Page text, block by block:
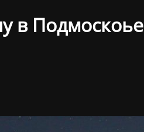
в Подмоскоье